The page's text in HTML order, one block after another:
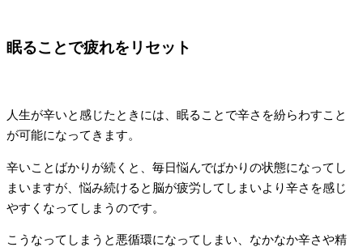
眠ることで疲れをリセット
人生が辛いと感じたときには、眠ることで辛さを紛らわすこと
が可能になってきます。
辛いことばかりが続くと、毎日悩んでばかりの状態になってし
まいますが、悩み続けると脳が疲労してしまいより辛さを感じ
やすくなってしまうのです。
こうなってしまうと悪循環になってしまい、なかなか辛さや精